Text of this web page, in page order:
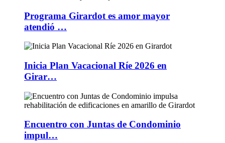
Programa Girardot es amor mayor
atendió …
Inicia Plan Vacacional Ríe 2026 en
Girar…
Encuentro con Juntas de Condominio
impul…